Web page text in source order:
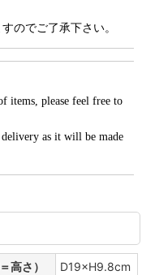
のでご了承下さい。
items, please feel free to
as it will be made
高さ）
D19×H9.8cm